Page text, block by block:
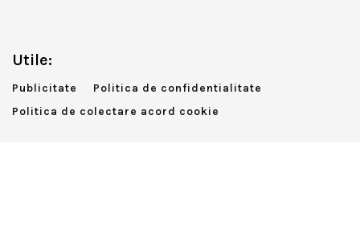
Utile:
Publicitate
Politica de confidentialitate
Politica de colectare acord cookie